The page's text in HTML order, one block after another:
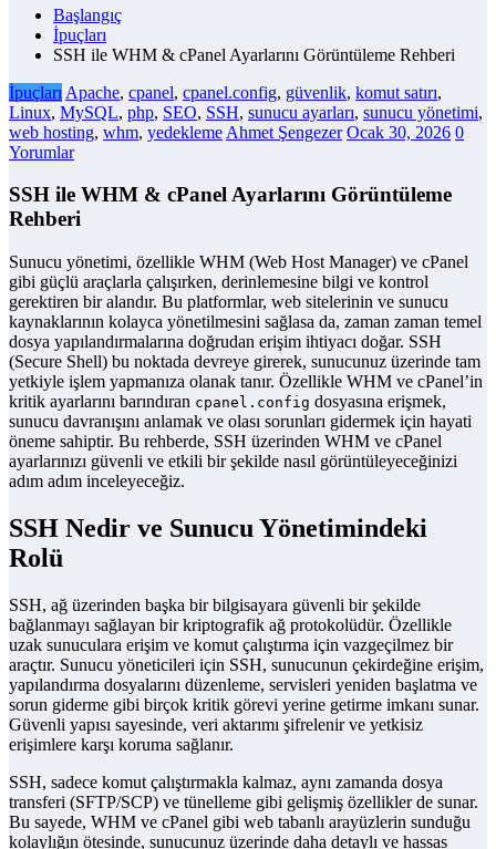
Başlangıç
İpuçları
SSH ile WHM & cPanel Ayarlarını Görüntüleme Rehberi
İpuçları Apache, cpanel, cpanel.config, güvenlik, komut satırı,
Linux, MySQL, php, SEO, SSH, sunucu ayarları, sunucu yönetimi,
web hosting, whm, yedekleme Ahmet Şengezer Ocak 30, 2026 0
Yorumlar
SSH ile WHM & cPanel Ayarlarını Görüntüleme
Rehberi
Sunucu yönetimi, özellikle WHM (Web Host Manager) ve cPanel
gibi güçlü araçlarla çalışırken, derinlemesine bilgi ve kontrol
gerektiren bir alandır. Bu platformlar, web sitelerinin ve sunucu
kaynaklarının kolayca yönetilmesini sağlasa da, zaman zaman temel
dosya yapılandırmalarına doğrudan erişim ihtiyacı doğar. SSH
(Secure Shell) bu noktada devreye girerek, sunucunuz üzerinde tam
yetkiyle işlem yapmanıza olanak tanır. Özellikle WHM ve cPanel’in
kritik ayarlarını barındıran cpanel.config dosyasına erişmek,
sunucu davranışını anlamak ve olası sorunları gidermek için hayati
öneme sahiptir. Bu rehberde, SSH üzerinden WHM ve cPanel
ayarlarınızı güvenli ve etkili bir şekilde nasıl görüntüleyeceğinizi
adım adım inceleyeceğiz.
SSH Nedir ve Sunucu Yönetimindeki
Rolü
SSH, ağ üzerinden başka bir bilgisayara güvenli bir şekilde
bağlanmayı sağlayan bir kriptografik ağ protokolüdür. Özellikle
uzak sunuculara erişim ve komut çalıştırma için vazgeçilmez bir
araçtır. Sunucu yöneticileri için SSH, sunucunun çekirdeğine erişim,
yapılandırma dosyalarını düzenleme, servisleri yeniden başlatma ve
sorun giderme gibi birçok kritik görevi yerine getirme imkanı sunar.
Güvenli yapısı sayesinde, veri aktarımı şifrelenir ve yetkisiz
erişimlere karşı koruma sağlanır.
SSH, sadece komut çalıştırmakla kalmaz, aynı zamanda dosya
transferi (SFTP/SCP) ve tünelleme gibi gelişmiş özellikler de sunar.
Bu sayede, WHM ve cPanel gibi web tabanlı arayüzlerin sunduğu
kolaylığın ötesinde, sunucunuz üzerinde daha detaylı ve hassas